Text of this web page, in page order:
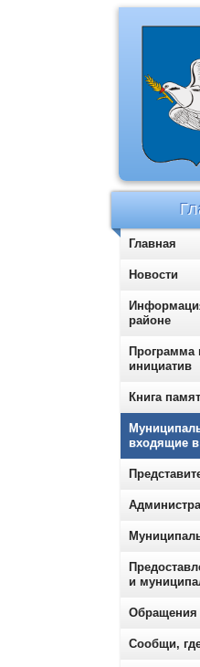
Главная
Новости
районе
Программа
инициатив
Книга
входящие в
и
Обращения
Сообщи,